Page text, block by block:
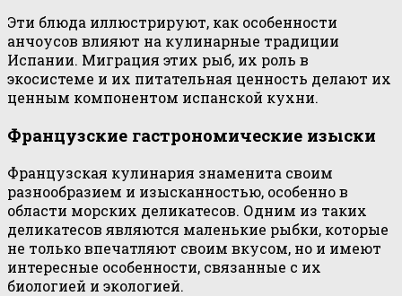
Эти блюда иллюстрируют, как особенности
анчоусов влияют на кулинарные традиции
Испании. Миграция этих рыб, их роль в
экосистеме и их питательная ценность делают их
ценным компонентом испанской кухни.
Французские гастрономические изыски
Французская кулинария знаменита своим
разнообразием и изысканностью, особенно в
области морских деликатесов. Одним из таких
деликатесов являются маленькие рыбки, которые
не только впечатляют своим вкусом, но и имеют
интересные особенности, связанные с их
биологией и экологией.